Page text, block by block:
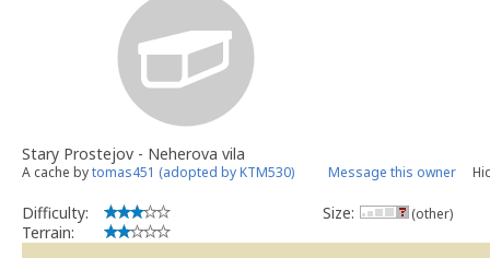
Stary Prostejov - Neherova vila
A cache bytomas451 (adopted by KTM530) Message this owner
Difficulty:
Terrain:
Size: (other)